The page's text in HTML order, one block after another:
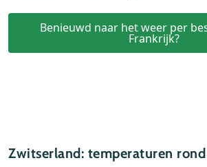
Benieuwd naar het weer per
Frankrijk?
Zwitserland: temperaturen